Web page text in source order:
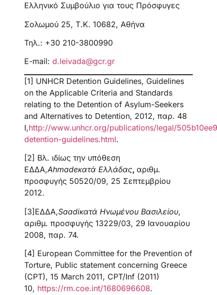
Ελληνικό Συμβούλιο για τους Πρόσφυγες
Σολωμού 25, Τ.Κ. 10682, Αθήνα
Τηλ.: +30 210-3800990
Ε-mail: d.leivada@gcr.gr
[1] UNHCR Detention Guidelines, Guidelines
on the Applicable Criteria and Standards
relating to the Detention of Asylum-Seekers
and Alternatives to Detention, 2012, παρ. 48
I,http://www.unhcr.org/publications/legal/
detention-guidelines.html.
[2] Βλ. ιδίως την υπόθεση
ΕΔΔΑ,Ahmadeκατά Ελλάδας, αριθμ.
προσφυγής 50520/09, 25 Σεπτεμβρίου
2012.
[3]ΕΔΔΑ,Saadiκατά Ηνωμένου Βασιλείου,
αριθμ. προσφυγής 13229/03, 29 Ιανουαρίου
2008, παρ. 74.
[4] European Committee for the Prevention of
Torture, Public statement concerning Greece
(CPT), 15 March 2011, CPT/Inf (2011)
10, https://rm.coe.int/1680696608.